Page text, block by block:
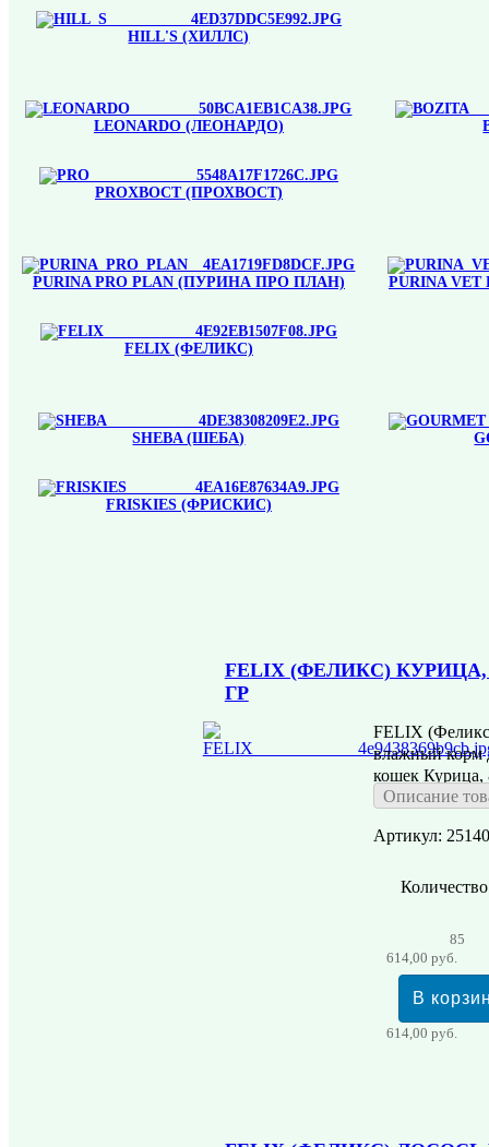
HILL'S (ХИЛЛС)
LEONARDO (ЛЕОНАРДО)
PROХВОСТ (ПРОХВОСТ)
PURINA PRO PLAN (ПУРИНА ПРО ПЛАН) PURINA
FELIX (ФЕЛИКС)
SHEBA (ШЕБА)
FRISKIES (ФРИСКИС)
FELIX (ФЕЛИКС) КУРИЦА,
ГР
FELIX
влажный корм
кошек Курица,
цена за 24 шт.
Описание
Артикул:
85
614,00 руб.
614,00 руб.